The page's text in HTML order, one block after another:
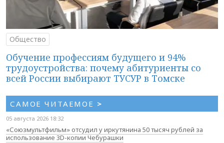
Общество
Обучение профессиям будущего и 94%
трудоустройства: почему абитуриенты со
всей России выбирают ТУСУР в Томске
САМОЕ ЧИТАЕМОЕ >
05 августа 2026 18:32
«Союзмультфильм» отсудил у иркутянина 50 тысяч рублей за
использование 3D-копии Чебурашки